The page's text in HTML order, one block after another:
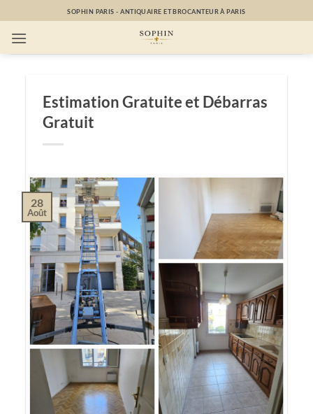
au
contenu
SOPHIN PARIS - ANTIQUAIRE ET BROCANTEUR À PARIS
Estimation Gratuite et Débarras
Gratuit
28
Août